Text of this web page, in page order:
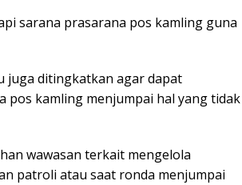
sarana prasarana pos kamling guna
juga ditingkatkan agar dapat
pos kamling menjumpai hal yang tidak
wawasan terkait mengelola
patroli atau saat ronda menjumpai